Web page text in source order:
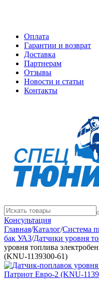
Оплата
Гарантии и возврат
Доставка
Партнерам
Отзывы
Новости и статьи
Контакты
Консультация
Главная/Каталог/Система
бак УАЗ/Датчики уровня
уровня топлива
(KNU-1139300-61)